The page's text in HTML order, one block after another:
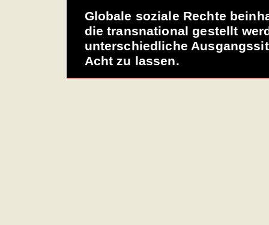
Globale soziale Rechte
die transnational gestellt
unterschiedliche
Acht zu lassen.